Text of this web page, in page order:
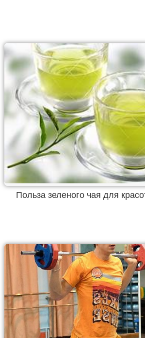
Польза зеленого чая для